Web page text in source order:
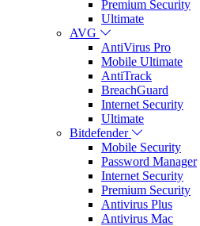
Premium Security
Ultimate
AVG
AntiVirus Pro
Mobile Ultimate
AntiTrack
BreachGuard
Internet Security
Ultimate
Bitdefender
Mobile Security
Password Manager
Internet Security
Premium Security
Antivirus Plus
Antivirus Mac